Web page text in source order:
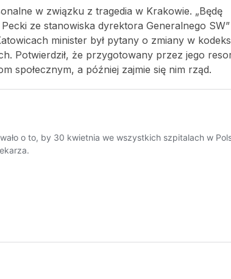
w związku z tragedia w Krakowie. „Będę
ze stanowiska dyrektora Generalnego
minister był pytany o zmiany w
Potwierdził, że przygotowany przez jego
społecznym, a później zajmie się nim rząd.